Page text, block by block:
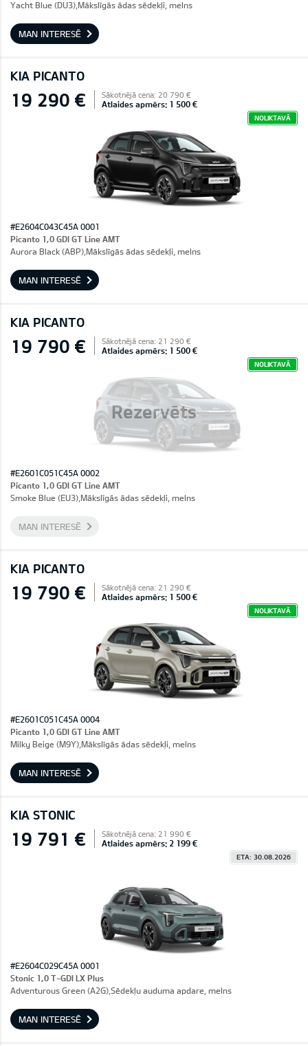
Yacht Blue (DU3),Mākslīgās ādas sēdekļi, melns
MAN INTERESĒ
KIA PICANTO
19 290 € Sākotnējā cena: 20 790 €
Atlaides apmērs: 1 500 €
NOLIKTAVĀ
#E2604C043C45A 0001
Picanto 1,0 GDI GT Line AMT
Aurora Black (ABP),Mākslīgās ādas sēdekļi, melns
MAN INTERESĒ
KIA PICANTO
Rezervēts
19 790 € Sākotnējā cena: 21 290 €
Atlaides apmērs: 1 500 €
NOLIKTAVĀ
#E2601C051C45A 0002
Picanto 1,0 GDI GT Line AMT
Smoke Blue (EU3),Mākslīgās ādas sēdekļi, melns
MAN INTERESĒ
KIA PICANTO
19 790 € Sākotnējā cena: 21 290 €
Atlaides apmērs: 1 500 €
NOLIKTAVĀ
#E2601C051C45A 0004
Picanto 1,0 GDI GT Line AMT
Milky Beige (M9Y),Mākslīgās ādas sēdekļi, melns
MAN INTERESĒ
KIA STONIC
19 791 € Sākotnējā cena: 21 990 €
Atlaides apmērs: 2 199 €
ETA: 30.08.2026
#E2604C029C45A 0001
Stonic 1,0 T-GDI LX Plus
Adventurous Green (A2G),Sēdekļu auduma apdare, melns
MAN INTERESĒ